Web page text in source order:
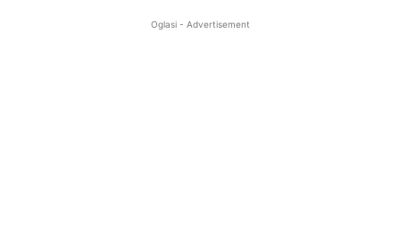
Oglasi - Advertisement